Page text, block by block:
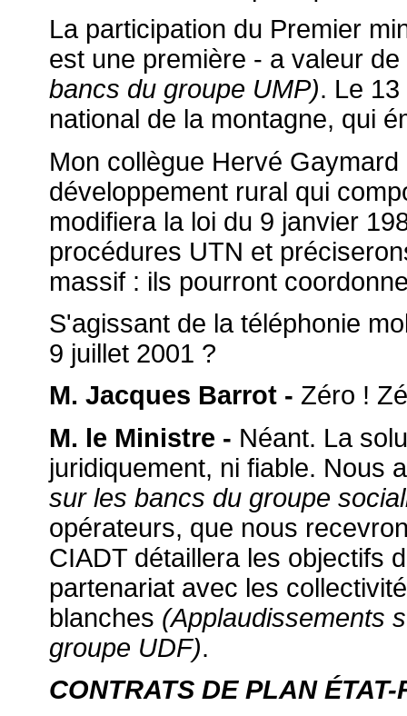
La participation du Premier
est une première - a valeur
bancs du groupe UMP). Le
national de la montagne, qui
Mon collègue Hervé
développement rural qui
modifiera la loi du 9 janvier
procédures UTN et
massif : ils pourront
S'agissant de la téléphonie
9 juillet 2001 ?
M. Jacques Barrot - Zéro !
M. le Ministre - Néant. La
juridiquement, ni fiable. Nous
sur les bancs du groupe
opérateurs, que nous
CIADT détaillera les objectifs
partenariat avec les
blanches (Applaudissements
groupe UDF).
CONTRATS DE PLAN ÉTAT-